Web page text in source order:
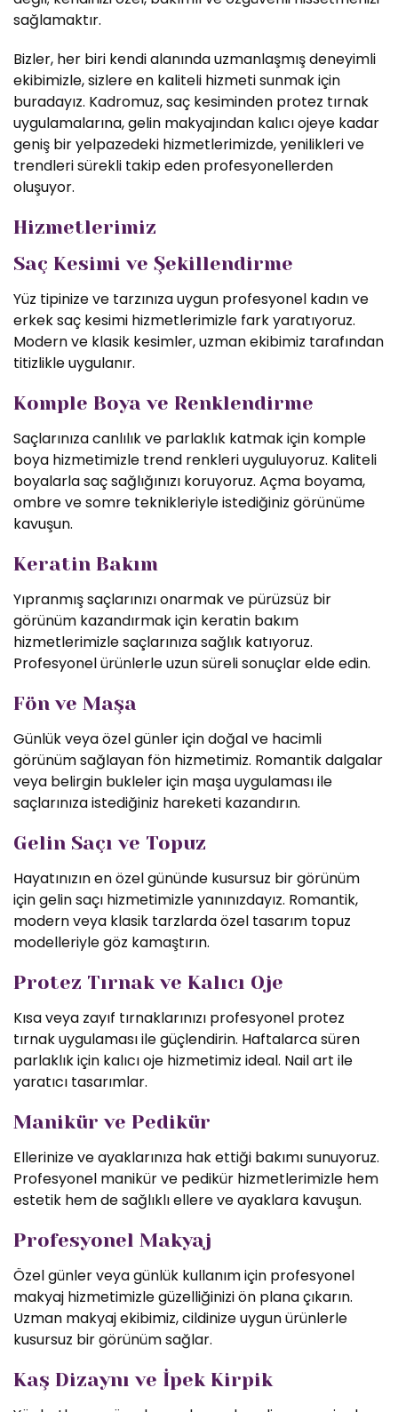
sağlamaktır.
Bizler, her biri kendi alanında uzmanlaşmış deneyimli
ekibimizle, sizlere en kaliteli hizmeti sunmak için
buradayız. Kadromuz, saç kesiminden protez tırnak
uygulamalarına, gelin makyajından kalıcı ojeye kadar
geniş bir yelpazedeki hizmetlerimizde, yenilikleri ve
trendleri sürekli takip eden profesyonellerden
oluşuyor.
Hizmetlerimiz
Saç Kesimi ve Şekillendirme
Yüz tipinize ve tarzınıza uygun profesyonel kadın ve
erkek saç kesimi hizmetlerimizle fark yaratıyoruz.
Modern ve klasik kesimler, uzman ekibimiz tarafından
titizlikle uygulanır.
Komple Boya ve Renklendirme
Saçlarınıza canlılık ve parlaklık katmak için komple
boya hizmetimizle trend renkleri uyguluyoruz. Kaliteli
boyalarla saç sağlığınızı koruyoruz. Açma boyama,
ombre ve somre teknikleriyle istediğiniz görünüme
kavuşun.
Keratin Bakım
Yıpranmış saçlarınızı onarmak ve pürüzsüz bir
görünüm kazandırmak için keratin bakım
hizmetlerimizle saçlarınıza sağlık katıyoruz.
Profesyonel ürünlerle uzun süreli sonuçlar elde edin.
Fön ve Maşa
Günlük veya özel günler için doğal ve hacimli
görünüm sağlayan fön hizmetimiz. Romantik dalgalar
veya belirgin bukleler için maşa uygulaması ile
saçlarınıza istediğiniz hareketi kazandırın.
Gelin Saçı ve Topuz
Hayatınızın en özel gününde kusursuz bir görünüm
için gelin saçı hizmetimizle yanınızdayız. Romantik,
modern veya klasik tarzlarda özel tasarım topuz
modelleriyle göz kamaştırın.
Protez Tırnak ve Kalıcı Oje
Kısa veya zayıf tırnaklarınızı profesyonel protez
tırnak uygulaması ile güçlendirin. Haftalarca süren
parlaklık için kalıcı oje hizmetimiz ideal. Nail art ile
yaratıcı tasarımlar.
Manikür ve Pedikür
Ellerinize ve ayaklarınıza hak ettiği bakımı sunuyoruz.
Profesyonel manikür ve pedikür hizmetlerimizle hem
estetik hem de sağlıklı ellere ve ayaklara kavuşun.
Profesyonel Makyaj
Özel günler veya günlük kullanım için profesyonel
makyaj hizmetimizle güzelliğinizi ön plana çıkarın.
Uzman makyaj ekibimiz, cildinize uygun ürünlerle
kusursuz bir görünüm sağlar.
Kaş Dizaynı ve İpek Kirpik